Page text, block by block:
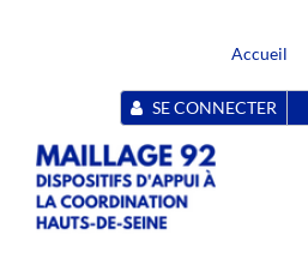
Accueil
SE CONNECTER